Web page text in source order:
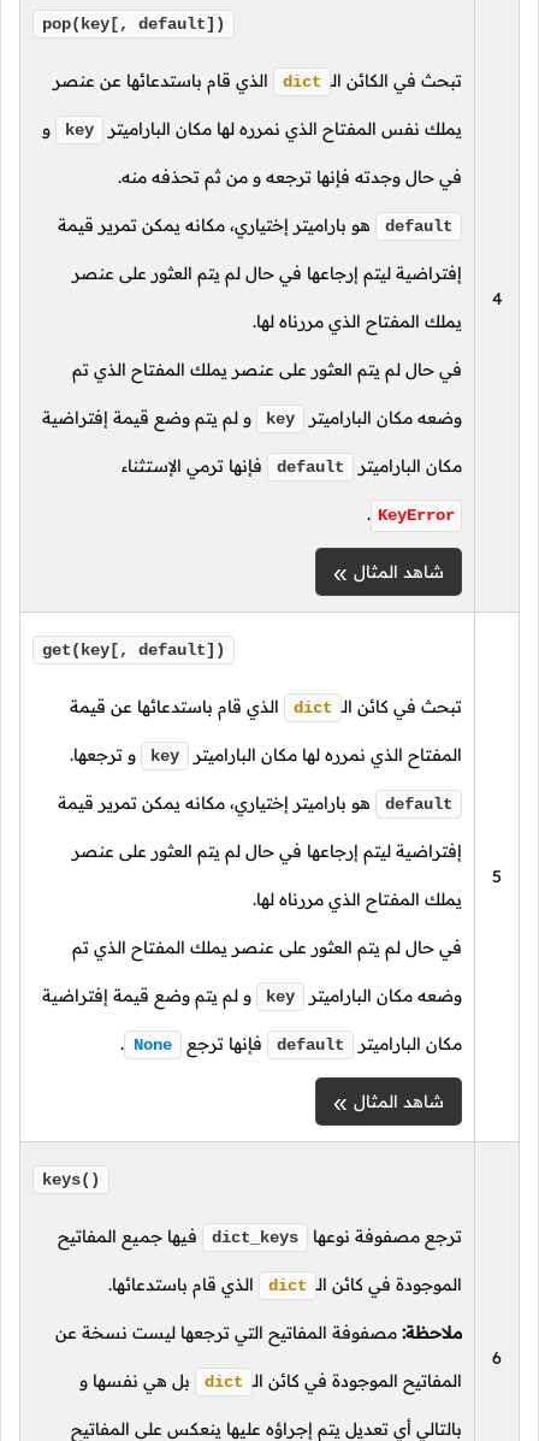
4
pop(key[, default])
تبحث في الكائن الـ dict الذي قام باستدعائها عن عنصر
يملك نفس المفتاح الذي نمرره لها مكان الباراميتر key و
في حال وجدته فإنها ترجعه و من ثم تحذفه منه.
default هو باراميتر إختياري، مكانه يمكن تمرير قيمة
إفتراضية ليتم إرجاعها في حال لم يتم العثور على عنصر
يملك المفتاح الذي مررناه لها.
في حال لم يتم العثور على عنصر يملك المفتاح الذي تم
وضعه مكان الباراميتر key و لم يتم وضع قيمة إفتراضية
مكان الباراميتر default فإنها ترمي الإستثناء
KeyError
.
شاهد المثال
5
get(key[, default])
تبحث في كائن الـ dict الذي قام باستدعائها عن قيمة
المفتاح الذي نمرره لها مكان الباراميتر key و ترجعها.
default هو باراميتر إختياري، مكانه يمكن تمرير قيمة
إفتراضية ليتم إرجاعها في حال لم يتم العثور على عنصر
يملك المفتاح الذي مررناه لها.
في حال لم يتم العثور على عنصر يملك المفتاح الذي تم
وضعه مكان الباراميتر key و لم يتم وضع قيمة إفتراضية
مكان الباراميتر default فإنها ترجع None
.
شاهد المثال
6
keys()
ترجع مصفوفة نوعها dict_keys فيها جميع المفاتيح
الموجودة في كائن الـ dict الذي قام باستدعائها.
ملاحظة: مصفوفة المفاتيح التي ترجعها ليست نسخة عن
المفاتيح الموجودة في كائن الـ dict بل هي نفسها و
بالتالي أي تعديل يتم إجراؤه عليها ينعكس على المفاتيح